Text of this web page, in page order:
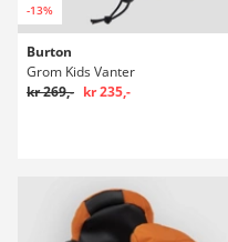
-13%
Burton
Grom Kids Vanter
kr 269,- kr 235,-